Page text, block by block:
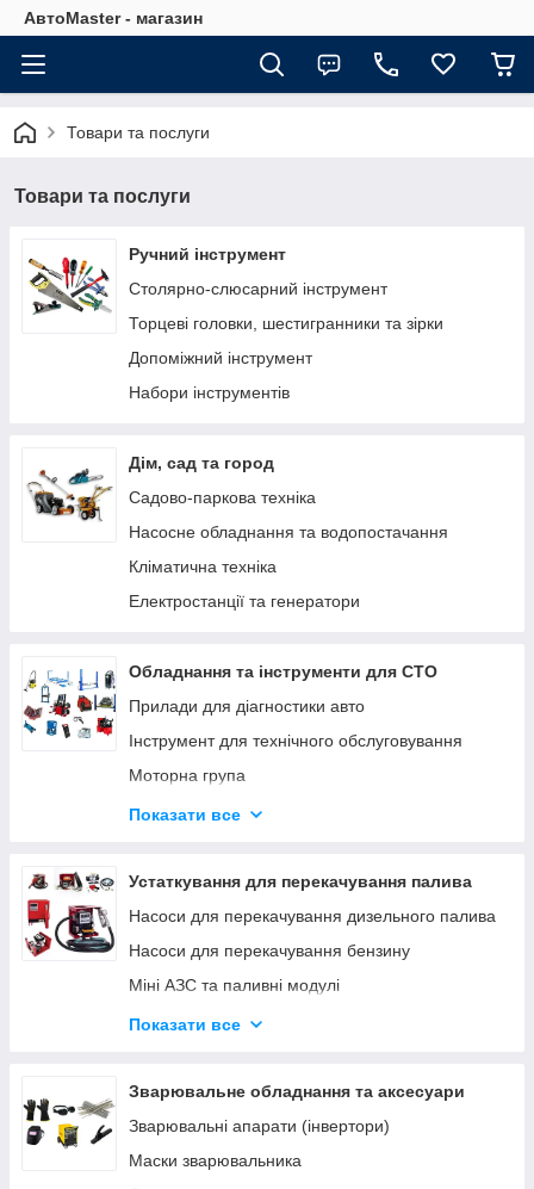
АвтоMaster - магазин
Товари та послуги
Товари та послуги
Ручний інструмент
Столярно-слюсарний інструмент
Торцеві головки, шестигранники та зірки
Допоміжний інструмент
Набори інструментів
Дім, сад та город
Садово-паркова техніка
Насосне обладнання та водопостачання
Кліматична техніка
Електростанції та генератори
Обладнання та інструменти для СТО
Прилади для діагностики авто
Інструмент для технічного обслуговування
Моторна група
Ходова група
Трансмісія
Інструмент для кузовних робіт
Інструмент для ремонту мотоциклів
Показати все
Устаткування для перекачування палива
Насоси для перекачування дизельного палива
Насоси для перекачування бензину
Міні АЗС та паливні модулі
Паливороздавальні комплекти
Устаткування AdBlue
Заправні пістолети
Лічильники та витратоміри для палива
Показати все
Зварювальне обладнання та аксесуари
Зварювальні апарати (інвертори)
Маски зварювальника